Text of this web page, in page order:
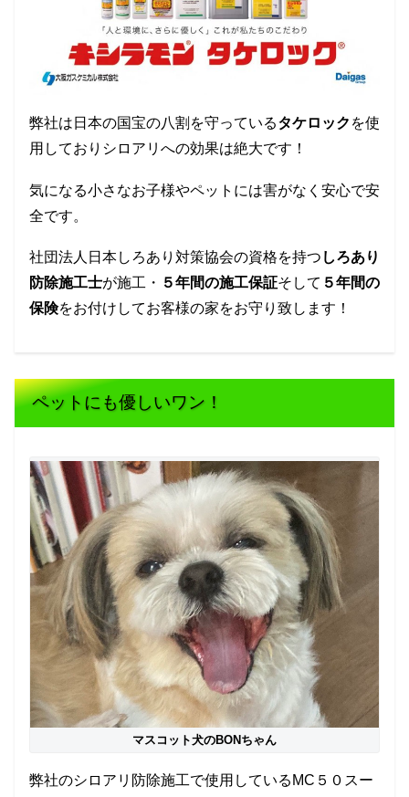
弊社は日本の国宝の八割を守っているタケロック を使
用しておりシロアリへの効果は絶大です！
気になる小さなお子様やペットには害がなく安心で安
全です。
社団法人日本しろあり対策協会の資格を持つ しろあり
防除施工士が施工・ ５年間の施工保証そして ５年間の
保険をお付けしてお客様の家をお守り致します！
ペットにも優しいワン！
マスコット犬のBONちゃん
弊社のシロアリ防除施工で使用しているMC５０スー